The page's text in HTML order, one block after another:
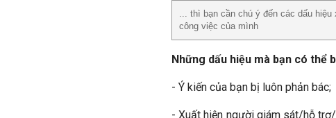
... thì bạn cần chú ý đến các dấu
công việc của mình
Những dấu hiệu mà bạn có thể
- Ý kiến của bạn bị luôn phản bác;
- Xuất hiện người giám sát/hỗ